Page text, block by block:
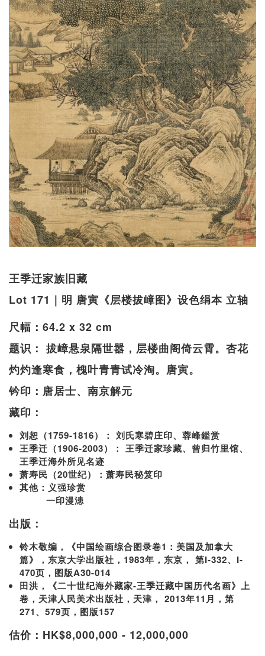
王季迁家族旧藏
Lot 171｜明 唐寅《层楼拔嶂图》设色绢本 立轴
尺幅：64.2 x 32 cm
题识： 拔嶂悬泉隔世嚣，层楼曲阁倚云霄。杏花
灼灼逢寒食，槐叶青青试冷淘。唐寅。
钤印：唐居士、南京解元
藏印：
刘恕（1759-1816）： 刘氏寒碧庄印、蓉峰鑑赏
王季迁（1906-2003）： 王季迁家珍藏、曾归竹里馆、
王季迁海外所见名迹
萧寿民（20世纪）：萧寿民秘笈印
其他：义强珍赏
一印漫漶
出版：
铃木敬编，《中国绘画综合图录卷1：美国及加拿大
篇》，东京大学出版社，1983年，东京， 第I-332、I-
470页，图版A30-014
田洪，《二十世纪海外藏家-王季迁藏中国历代名画》上
卷，天津人民美术出版社，天津， 2013年11月，第
271、579页，图版157
估价：HK$8,000,000 - 12,000,000